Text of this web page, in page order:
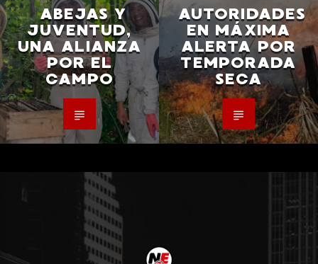
ABEJAS Y
JUVENTUD,
UNA ALIANZA
POR EL
CAMPO
AUTORIDADES
EN MÁXIMA
ALERTA POR
TEMPORADA
SECA